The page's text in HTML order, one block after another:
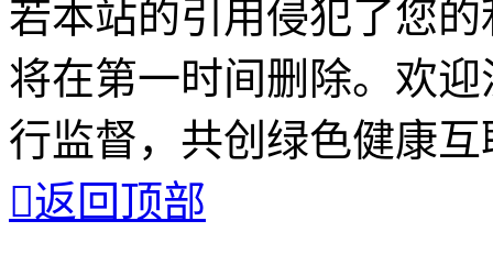
若本站的引用侵犯了您
将在第一时间删除。欢
行监督，共创绿色健康互
返回顶部